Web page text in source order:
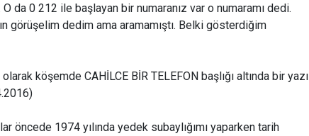
da 0 212 ile başlayan bir numaranız var o numaramı dedi.
görüşelim dedim ama aramamıştı. Belki gösterdiğim
köşemde CAHİLCE BİR TELEFON başlığı altında bir yazı
öncede 1974 yılında yedek subaylığımı yaparken tarih